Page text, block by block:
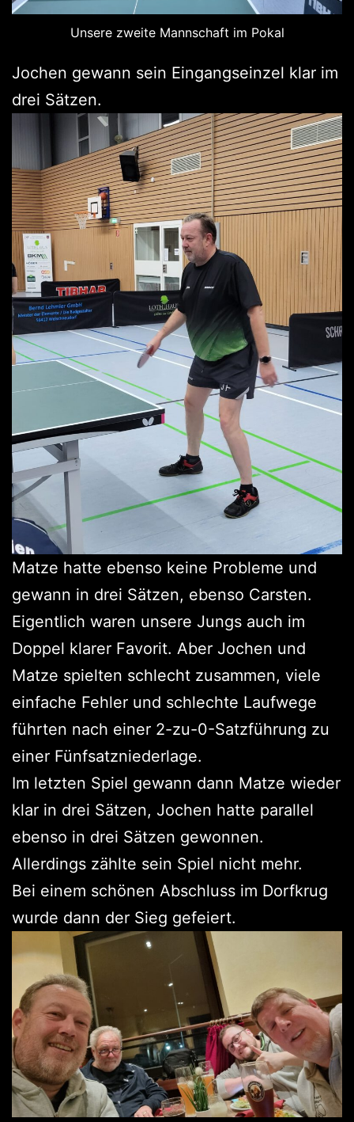
Unsere zweite Mannschaft im Pokal
Jochen gewann sein Eingangseinzel klar im
drei Sätzen.
Matze hatte ebenso keine Probleme und
gewann in drei Sätzen, ebenso Carsten.
Eigentlich waren unsere Jungs auch im
Doppel klarer Favorit. Aber Jochen und
Matze spielten schlecht zusammen, viele
einfache Fehler und schlechte Laufwege
führten nach einer 2-zu-0-Satzführung zu
einer Fünfsatzniederlage.
Im letzten Spiel gewann dann Matze wieder
klar in drei Sätzen, Jochen hatte parallel
ebenso in drei Sätzen gewonnen.
Allerdings zählte sein Spiel nicht mehr.
Bei einem schönen Abschluss im Dorfkrug
wurde dann der Sieg gefeiert.